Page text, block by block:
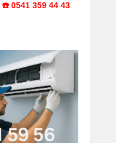
☎️ 0541 359 44 43